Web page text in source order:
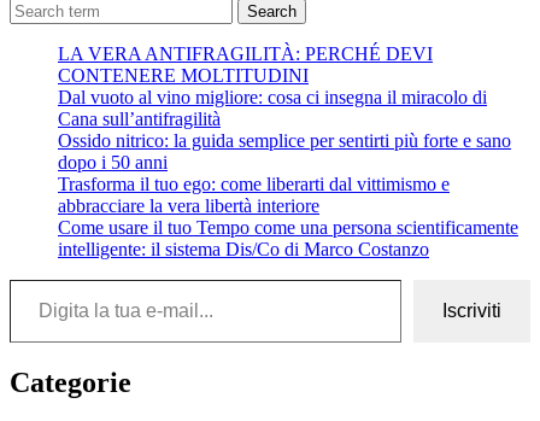
Search
LA VERA ANTIFRAGILITÀ: PERCHÉ DEVI
CONTENERE MOLTITUDINI
Dal vuoto al vino migliore: cosa ci insegna il miracolo di
Cana sull’antifragilità
Ossido nitrico: la guida semplice per sentirti più forte e sano
dopo i 50 anni
Trasforma il tuo ego: come liberarti dal vittimismo e
abbracciare la vera libertà interiore
Come usare il tuo Tempo come una persona scientificamente
intelligente: il sistema Dis/Co di Marco Costanzo
Digita la tua e-mail...
Iscriviti
Categorie